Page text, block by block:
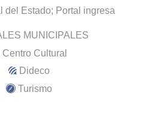
del Estado; Portal ingresa
MUNICIPALES
Centro Cultural
Dideco
Turismo